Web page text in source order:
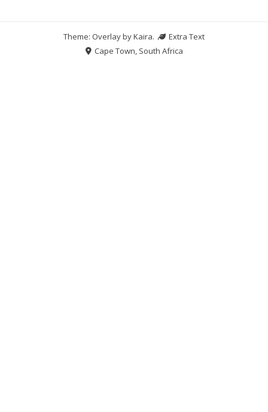
Theme: Overlay byKaira.
Extra Text
Cape Town, South Africa